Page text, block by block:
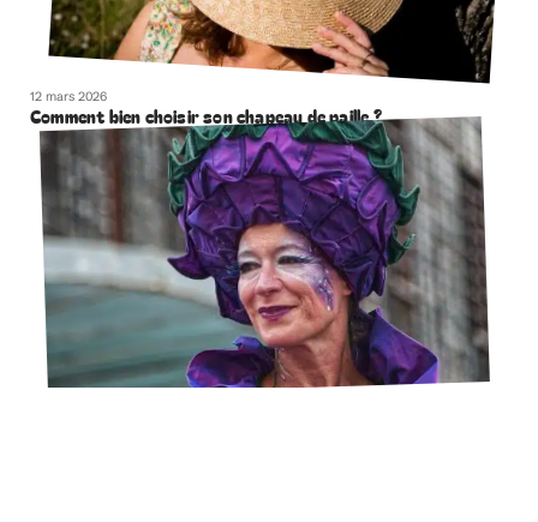
12 mars 2026
Comment bien choisir son chapeau de paille ?